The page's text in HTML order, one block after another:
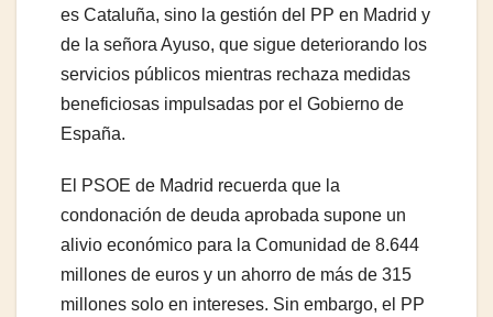
es Cataluña, sino la gestión del PP en Madrid y
de la señora Ayuso, que sigue deteriorando los
servicios públicos mientras rechaza medidas
beneficiosas impulsadas por el Gobierno de
España.
El PSOE de Madrid recuerda que la
condonación de deuda aprobada supone un
alivio económico para la Comunidad de 8.644
millones de euros y un ahorro de más de 315
millones solo en intereses. Sin embargo, el PP